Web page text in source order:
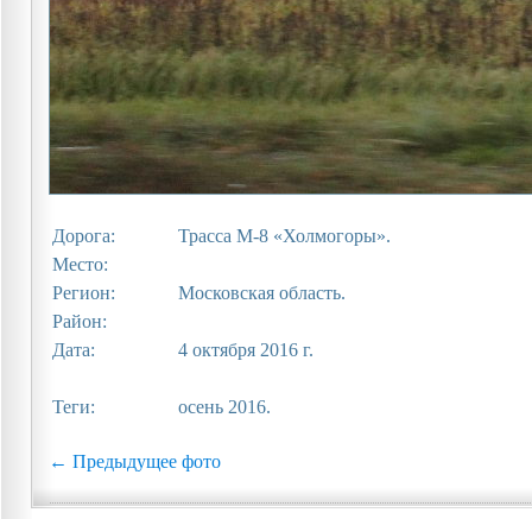
Дорога:
Трасса М-8 «Холмогоры».
Место:
Регион:
Московская область.
Район:
Дата:
4 октября 2016 г.
Теги: осень 2016.
← Предыдущее фото